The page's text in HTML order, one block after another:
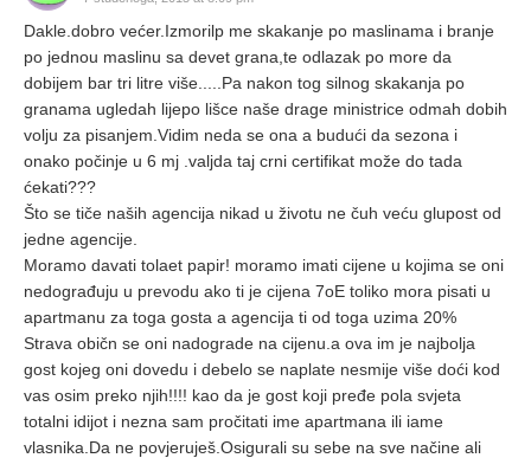
Dakle.dobro većer.Izmorilp me skakanje po maslinama i branje
po jednou maslinu sa devet grana,te odlazak po more da
dobijem bar tri litre više.....Pa nakon tog silnog skakanja po
granama ugledah lijepo lišce naše drage ministrice odmah dobih
volju za pisanjem.Vidim neda se ona a budući da sezona i
onako počinje u 6 mj .valjda taj crni certifikat može do tada
ćekati???
Što se tiče naših agencija nikad u životu ne čuh veću glupost od
jedne agencije.
Moramo davati tolaet papir! moramo imati cijene u kojima se oni
nedograđuju u prevodu ako ti je cijena 7oE toliko mora pisati u
apartmanu za toga gosta a agencija ti od toga uzima 20%
Strava običn se oni nadograde na cijenu.a ova im je najbolja
gost kojeg oni dovedu i debelo se naplate nesmije više doći kod
vas osim preko njih!!!! kao da je gost koji pređe pola svjeta
totalni idijot i nezna sam pročitati ime apartmana ili iame
vlasnika.Da ne povjeruješ.Osigurali su sebe na sve načine ali